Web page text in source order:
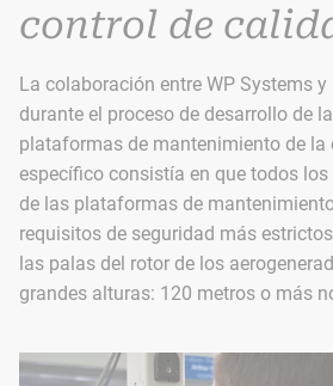
control de
La colaboración entre WP Systems
durante el proceso de desarrollo de
plataformas de mantenimiento de la
específico consistía en que todos
de las plataformas de
requisitos de seguridad más
las palas del rotor de los
grandes alturas: 120 metros o más